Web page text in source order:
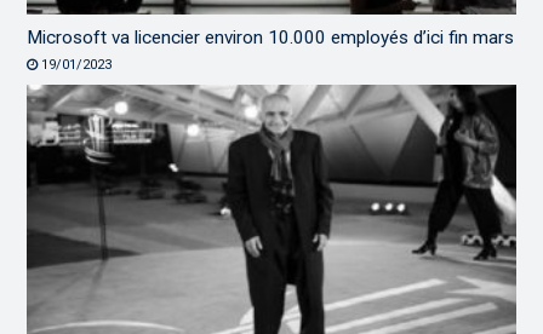
Microsoft va licencier environ 10.000 employés d’ici fin mars
19/01/2023